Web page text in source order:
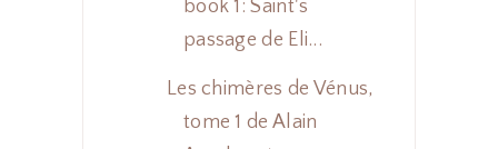
book 1: Saint's
passage de Eli...
Les chimères de Vénus,
tome 1 de Alain